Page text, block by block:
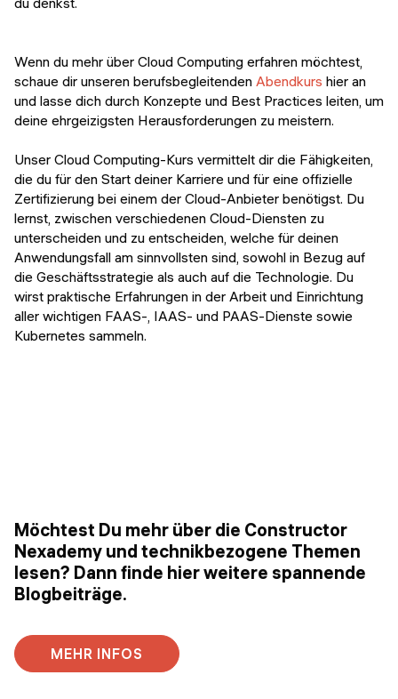
Wenn du mehr über Cloud Computing erfahren möchtest,
schaue dir unseren berufsbegleitenden Abendkurs hier an
und lasse dich durch Konzepte und Best Practices leiten, um
deine ehrgeizigsten Herausforderungen zu meistern.
Unser Cloud Computing-Kurs vermittelt dir die Fähigkeiten,
die du für den Start deiner Karriere und für eine offizielle
Zertifizierung bei einem der Cloud-Anbieter benötigst. Du
lernst, zwischen verschiedenen Cloud-Diensten zu
unterscheiden und zu entscheiden, welche für deinen
Anwendungsfall am sinnvollsten sind, sowohl in Bezug auf
die Geschäftsstrategie als auch auf die Technologie. Du
wirst praktische Erfahrungen in der Arbeit und Einrichtung
aller wichtigen FAAS-, IAAS- und PAAS-Dienste sowie
Kubernetes sammeln.
Möchtest Du mehr über die Constructor
Nexademy und technikbezogene Themen
lesen? Dann finde hier weitere spannende
Blogbeiträge.
MEHR INFOS